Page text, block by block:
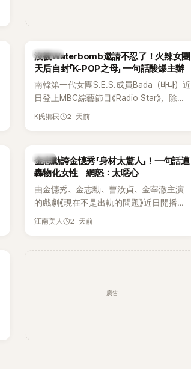
K-POP
沒被Waterbomb邀請不忍了！火辣女團
天后自封「K-POP之母」 一句話酸爆主辦
南韓第一代女團S.E.S.成員Bada（바다）近
日登上MBC綜藝節目《Radio Star》，除了
分享近況，還罕見公開向夏季音樂節
根本只是懂了皮毛。」一番話笑翻全場，也
引發網友熱議。
K氏鄉民 2 天前
韓星
金志勳誇金憓秀「身材太驚人」！一句話遭
轟物化女性 網怒：太噁心
由金憓秀、金志勳、曹汝貞、金宰澈主演
的戲劇《現在不是出軌的問題》近日開播，
為宣傳新作品，四位主演一同出演
江南美人 2 天前
廣告